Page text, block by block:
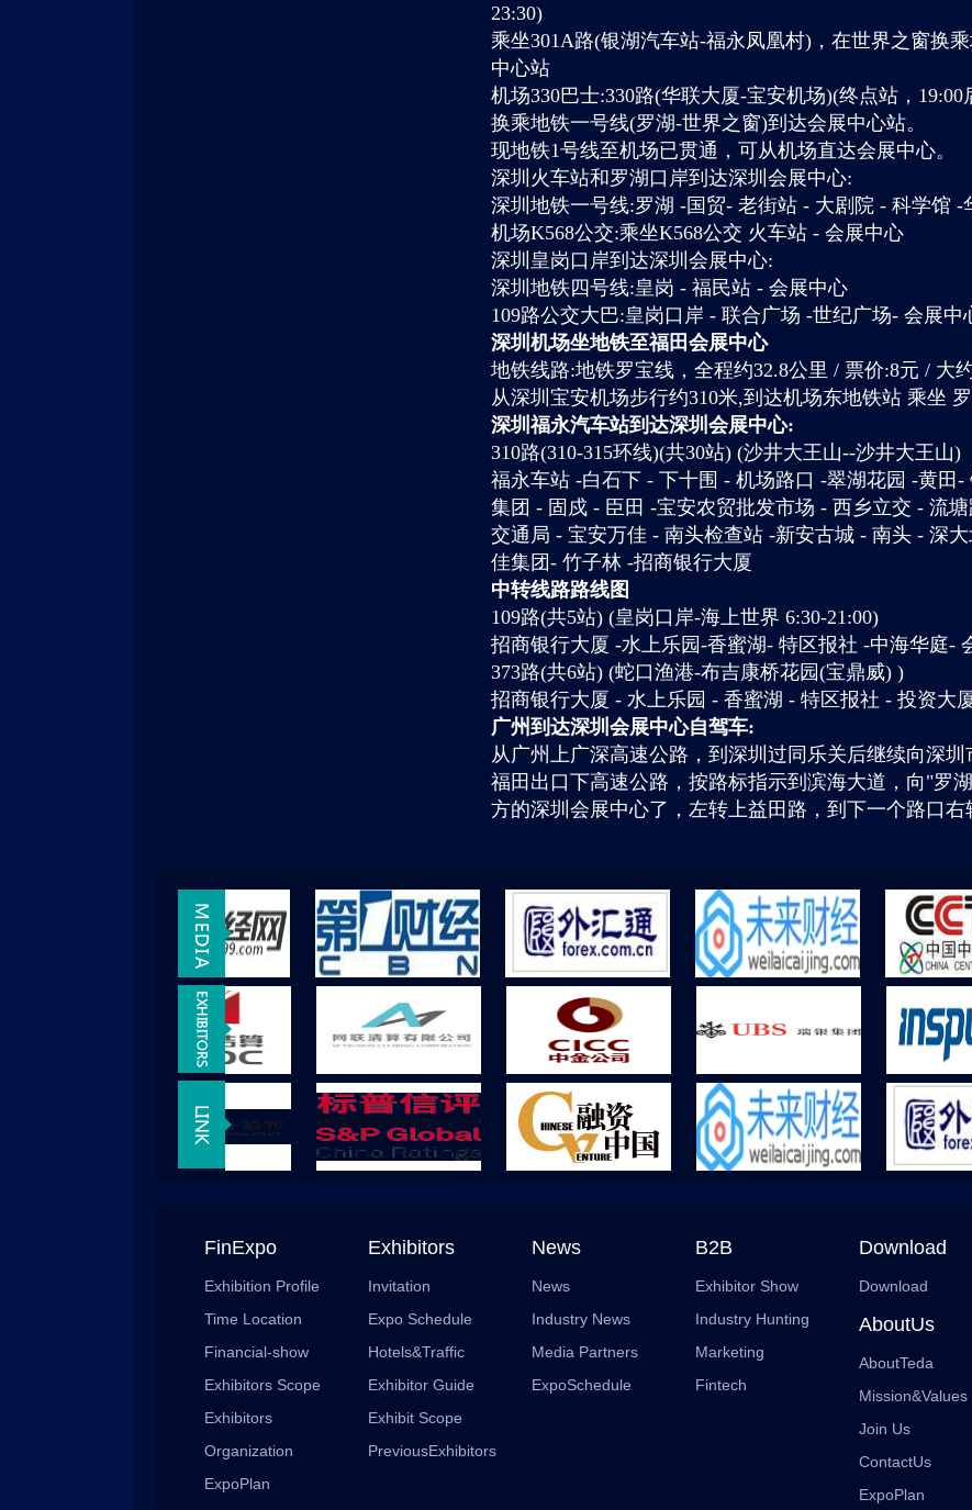
23:30)
乘坐301A路(银湖汽车站-福永凤凰村)，在世界之窗换
中心站
机场330巴士:330路(华联大厦-宝安机场)(终点站，
换乘地铁一号线(罗湖-世界之窗)到达会展中心站。
现地铁1号线至机场已贯通，可从机场直达会展中心。
深圳火车站和罗湖口岸到达深圳会展中心:
深圳地铁一号线:罗湖 -国贸- 老街站 - 大剧院 - 科学馆 -
机场K568公交:乘坐K568公交 火车站 - 会展中心
深圳皇岗口岸到达深圳会展中心:
深圳地铁四号线:皇岗 - 福民站 - 会展中心
109路公交大巴:皇岗口岸 - 联合广场 -世纪广场- 会展中
深圳机场坐地铁至福田会展中心
地铁线路:地铁罗宝线，全程约32.8公里 / 票价:8元 / 大
从深圳宝安机场步行约310米,到达机场东地铁站 乘坐
深圳福永汽车站到达深圳会展中心:
310路(310-315环线)(共30站) (沙井大王山--沙井大王山)
福永车站 -白石下 - 下十围 - 机场路口 -翠湖花园 -黄田
集团 - 固戍 - 臣田 -宝安农贸批发市场 - 西乡立交 - 流
交通局 - 宝安万佳 - 南头检查站 -新安古城 - 南头 - 深
佳集团- 竹子林 -招商银行大厦
中转线路路线图
109路(共5站) (皇岗口岸-海上世界 6:30-21:00)
招商银行大厦 -水上乐园-香蜜湖- 特区报社 -中海华庭-
373路(共6站) (蛇口渔港-布吉康桥花园(宝鼎威) )
招商银行大厦 - 水上乐园 - 香蜜湖 - 特区报社 - 投资大
广州到达深圳会展中心自驾车:
从广州上广深高速公路，到深圳过同乐关后继续向深
福田出口下高速公路，按路标指示到滨海大道，向"罗
方的深圳会展中心了，左转上益田路，到下一个路口右
FinExpo
Exhibition Profile
Time Location
Financial-show
Exhibitors Scope
Exhibitors
Organization
ExpoPlan
Exhibitors
Invitation
Expo Schedule
Hotels&Traffic
Exhibitor Guide
Exhibit Scope
PreviousExhibitors
News
News
Industry News
Media Partners
ExpoSchedule
B2B
Exhibitor Show
Industry Hunting
Marketing
Fintech
Download
Download
AboutUs
AboutTeda
Mission&Values
Join Us
ContactUs
ExpoPlan